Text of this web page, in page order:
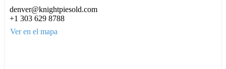
denver@knightpiesold.com
+1 303 629 8788
Ver en el mapa